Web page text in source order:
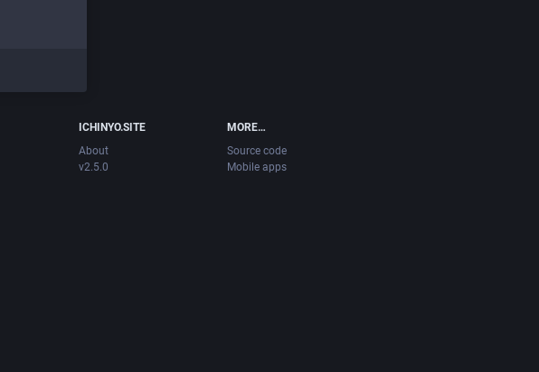
ICHINYO.SITE
About
v2.5.0
MORE…
Source code
Mobile apps